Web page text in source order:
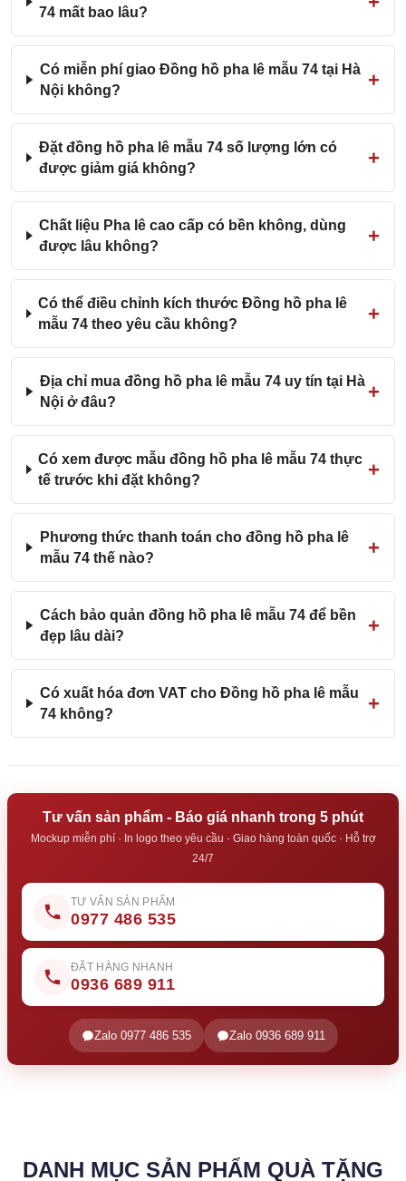
74 mất bao lâu?
Có miễn phí giao Đồng hồ pha lê mẫu 74 tại Hà
Nội không?
Đặt đồng hồ pha lê mẫu 74 số lượng lớn có
được giảm giá không?
Chất liệu Pha lê cao cấp có bền không, dùng
được lâu không?
Có thể điều chỉnh kích thước Đồng hồ pha lê
mẫu 74 theo yêu cầu không?
Địa chỉ mua đồng hồ pha lê mẫu 74 uy tín tại Hà
Nội ở đâu?
Có xem được mẫu đồng hồ pha lê mẫu 74 thực
tế trước khi đặt không?
Phương thức thanh toán cho đồng hồ pha lê
mẫu 74 thế nào?
Cách bảo quản đồng hồ pha lê mẫu 74 để bền
đẹp lâu dài?
Có xuất hóa đơn VAT cho Đồng hồ pha lê mẫu
74 không?
Tư vấn sản phẩm - Báo giá nhanh trong 5 phút
Mockup miễn phí · In logo theo yêu cầu · Giao hàng toàn quốc · Hỗ trợ
24/7
TƯ VẤN SẢN PHẨM
0977 486 535
ĐẶT HÀNG NHANH
0936 689 911
Zalo 0977 486 535 Zalo 0936 689 911
DANH MỤC SẢN PHẨM QUÀ TẶNG